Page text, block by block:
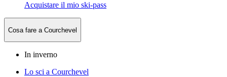
Acquistare il mio ski-pass
Cosa fare a Courchevel
In inverno
Lo sci a Courchevel